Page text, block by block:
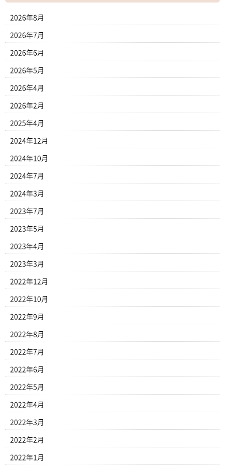
2026年8月
2026年7月
2026年6月
2026年5月
2026年4月
2026年2月
2025年4月
2024年12月
2024年10月
2024年7月
2024年3月
2023年7月
2023年5月
2023年4月
2023年3月
2022年12月
2022年10月
2022年9月
2022年8月
2022年7月
2022年6月
2022年5月
2022年4月
2022年3月
2022年2月
2022年1月